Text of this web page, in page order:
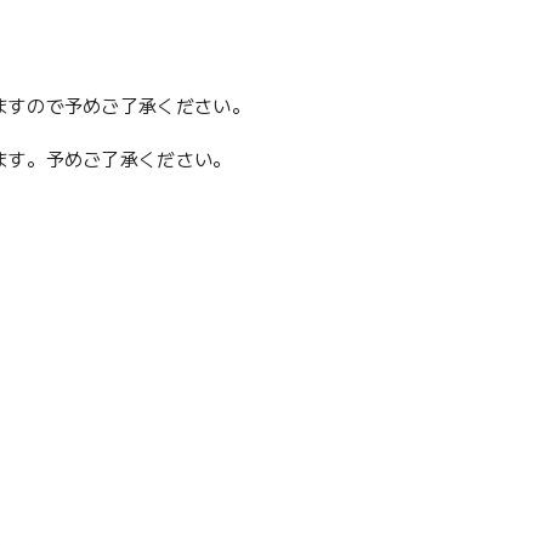
ので予めご了承ください。
。予めご了承ください。